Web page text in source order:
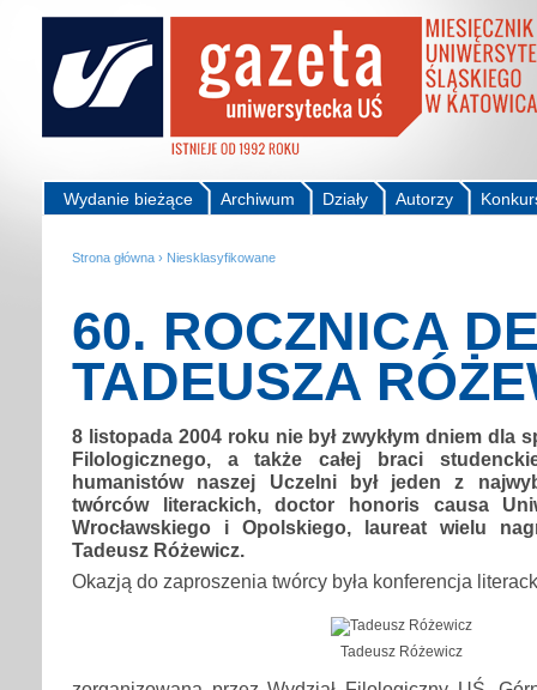
Autorzy
Działy
Archiwum
Wydanie bieżące
Strona główna › Niesklasyfikowane
60. ROCZNICA
TADEUSZA
8 listopada 2004 roku nie był zwykłym dniem dla
Filologicznego, a także całej braci
humanistów naszej Uczelni był jeden z
twórców literackich, doctor honoris causa
Wrocławskiego i Opolskiego, laureat wielu
Tadeusz Różewicz.
Okazją do zaproszenia twórcy była konferencja
Tadeusz Różewicz